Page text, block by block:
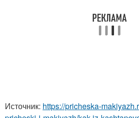
Источник: https://pricheska-